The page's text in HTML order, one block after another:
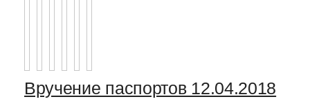
Вручение паспортов 12.04.2018